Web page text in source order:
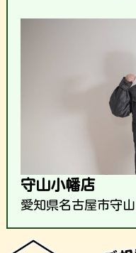
守山小幡店
愛知県名古屋市守